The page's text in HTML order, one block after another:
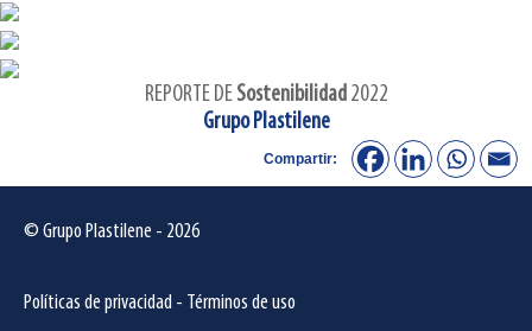
REPORTE DE Sostenibilidad2022
Grupo Plastilene
Compartir:
© Grupo Plastilene - 2026
Políticas de privacidad - Términos de uso